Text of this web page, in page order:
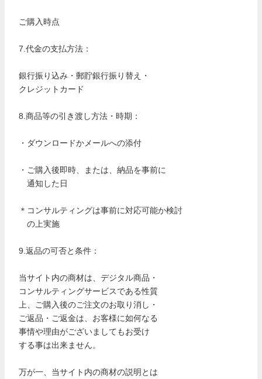
ご購入時点
7.代金の支払方法：
銀行振り込み・郵貯銀行振り替え・
クレジットカード
8.商品等の引き渡し方法・時期：
・ダウンロードかメールへの添付
・ご購入後即時、または、納品を事前に
通知した日
＊コンサルティングは事前に対応可能か検討
の上実施
9.返品の可否と条件：
当サイト内の商材は、デジタル商品・
コンサルティングサービスである性質
上、ご購入後のご注文のお取り消し・
ご返品・ご返金は、お客様に如何なる
事情や理由がございましてもお受け
する事は出来ません。
万が一、当サイト内の商材の説明とは